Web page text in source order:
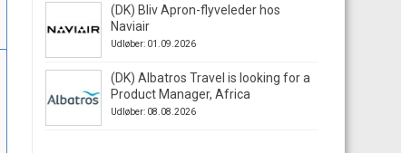
(DK) Bliv Apron-flyveleder hos
Naviair
Udløber: 01.09.2026
(DK) Albatros Travel is looking for a
Product Manager, Africa
Udløber: 08.08.2026